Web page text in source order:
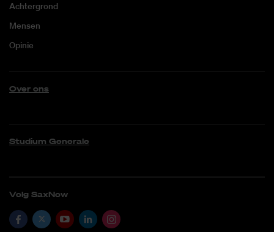
Achtergrond
Mensen
Opinie
Over ons
Studium Generale
Volg SaxNow